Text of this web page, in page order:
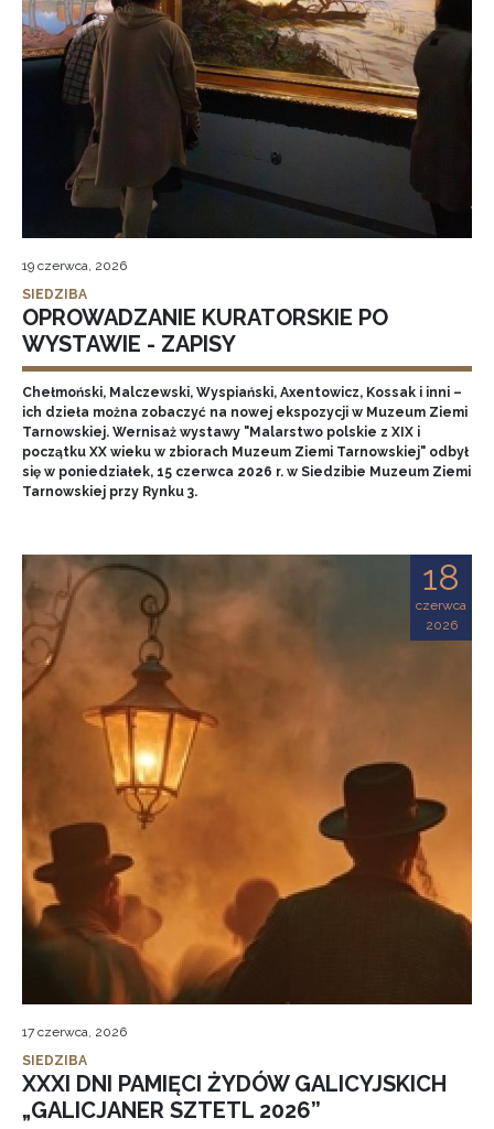
19 czerwca, 2026
SIEDZIBA
OPROWADZANIE KURATORSKIE PO
WYSTAWIE - ZAPISY
Chełmoński, Malczewski, Wyspiański, Axentowicz, Kossak i inni –
ich dzieła można zobaczyć na nowej ekspozycji w Muzeum Ziemi
Tarnowskiej. Wernisaż wystawy "Malarstwo polskie z XIX i
początku XX wieku w zbiorach Muzeum Ziemi Tarnowskiej" odbył
się w poniedziałek, 15 czerwca 2026 r. w Siedzibie Muzeum Ziemi
Tarnowskiej przy Rynku 3.
18
czerwca
2026
17 czerwca, 2026
SIEDZIBA
XXXI DNI PAMIĘCI ŻYDÓW GALICYJSKICH
„GALICJANER SZTETL 2026”